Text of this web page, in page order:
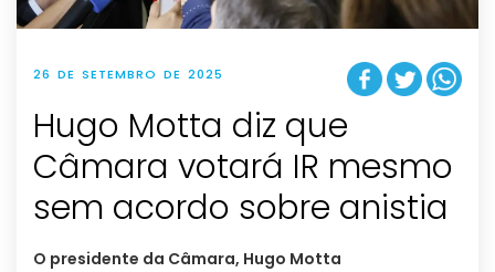
26 DE SETEMBRO DE 2025
Hugo Motta diz que
Câmara votará IR mesmo
sem acordo sobre anistia
O presidente da Câmara, Hugo Motta